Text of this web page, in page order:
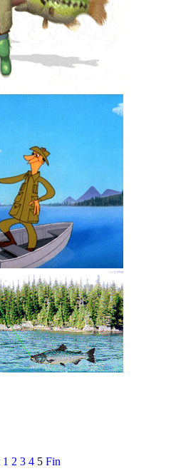
1 2 3 4 5 Fin